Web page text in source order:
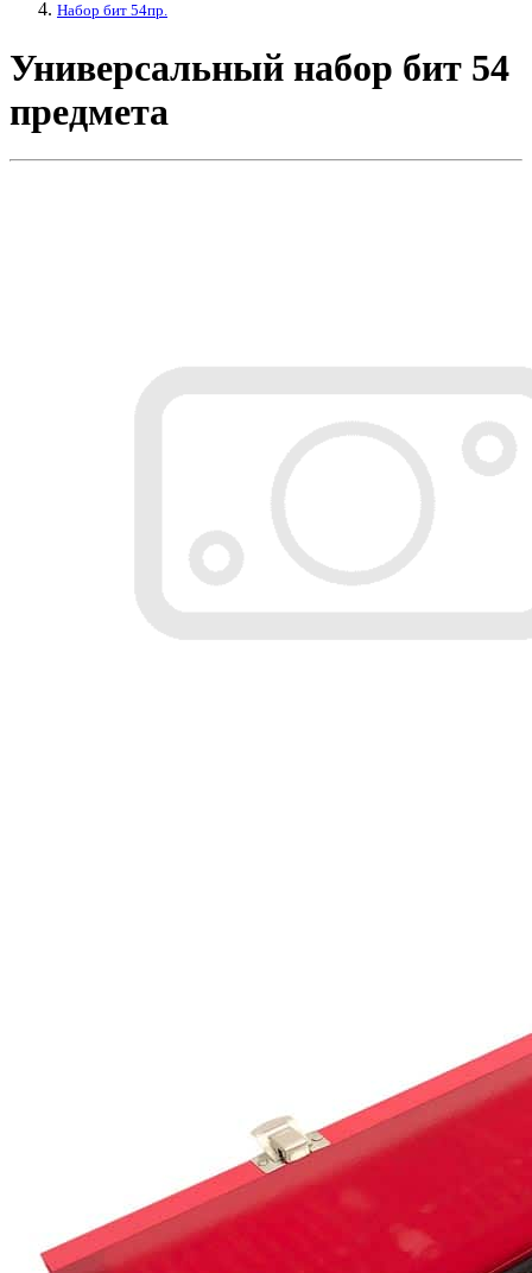
Набор бит 54пр.
Универсальный набор бит 54
предмета